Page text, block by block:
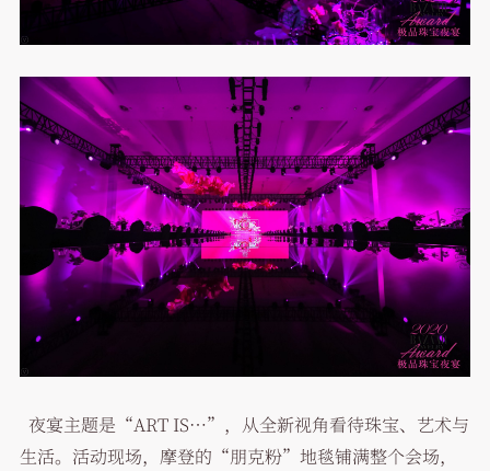
夜宴主题是“ART IS…”，从全新视角看待珠宝、艺术与
生活。活动现场，摩登的“朋克粉”地毯铺满整个会场，